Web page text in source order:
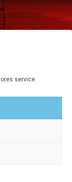
service.
fre kl. 9-15